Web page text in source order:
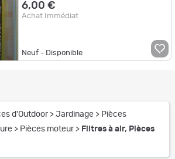
6,00 €
Achat Immédiat
Neuf - Disponible
d'Outdoor > Jardinage > Pièces
> Pièces moteur > Filtres à air, Pièces